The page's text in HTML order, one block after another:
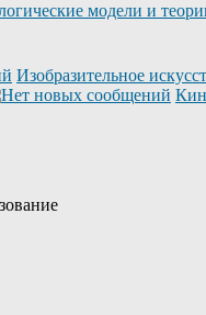
модели и
Изобразительное